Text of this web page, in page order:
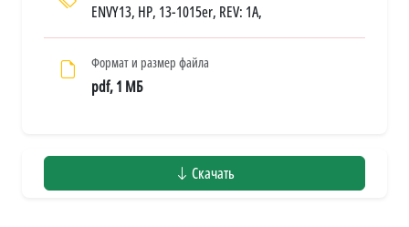
ENVY13, HP, 13-1015er, REV: 1A,
Формат и размер файла
pdf, 1 МБ
Скачать